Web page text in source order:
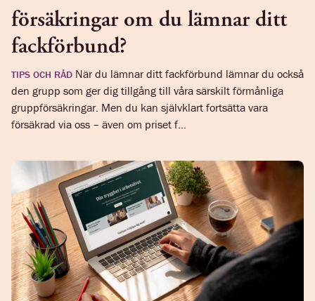
försäkringar om du lämnar ditt
fackförbund?
TIPS OCH RÅD När du lämnar ditt fackförbund lämnar du också
den grupp som ger dig tillgång till våra särskilt förmånliga
gruppförsäkringar. Men du kan självklart fortsätta vara
försäkrad via oss – även om priset f...